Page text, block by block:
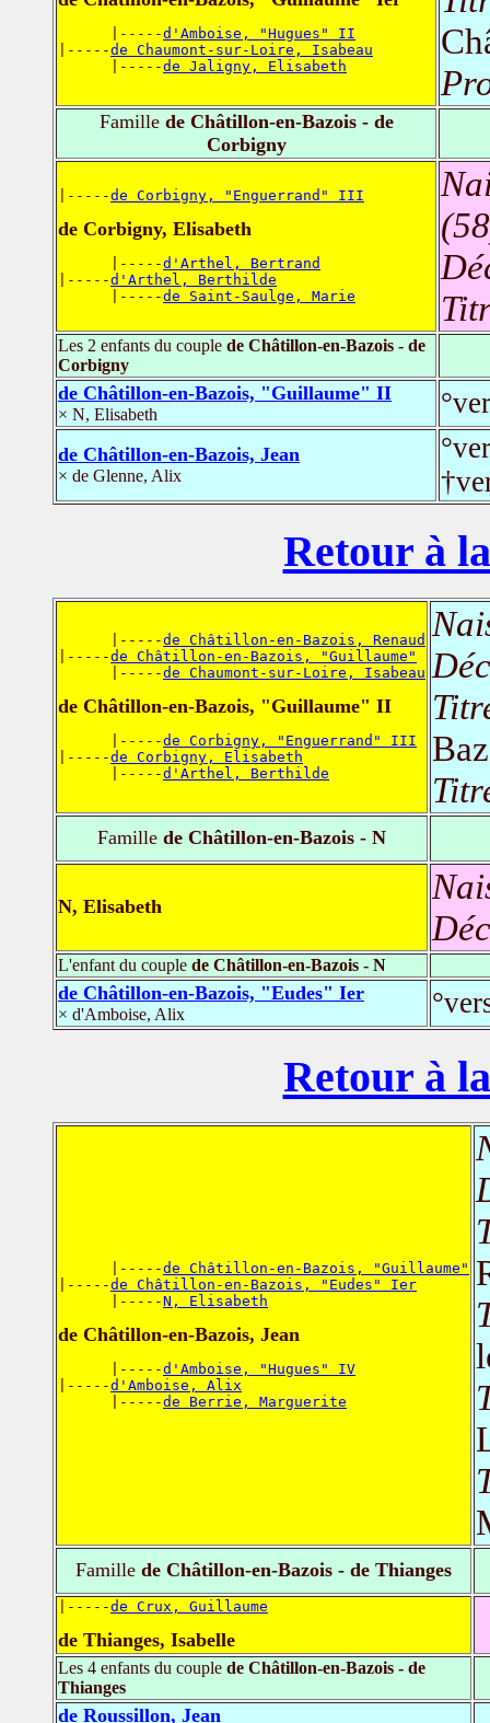
      |-----
d'Amboise, "Hugues" II
|-----de Chaumont-sur-Loire, Isabeau
      |-----
de Jaligny, Elisabeth
Famillede Châtillon-en-Bazois - de
Corbigny
|-----de Corbigny, "Enguerrand" III
de Corbigny, Elisabeth
      |-----
d'Arthel, Bertrand
|-----d'Arthel, Berthilde
      |-----
de Saint-Saulge, Marie
Les 2 enfants du couple de Châtillon-en-Bazois - de
Corbigny
de Châtillon-en-Bazois, "Guillaume" II
× N, Elisabeth
de Châtillon-en-Bazois, Jean
× de Glenne, Alix
Retour à
      |-----
de Châtillon-en-Bazois, Renaud
|-----de Châtillon-en-Bazois, "Guillaume"
      |-----
de Chaumont-sur-Loire, Isabeau
de Châtillon-en-Bazois, "Guillaume" II
      |-----
de Corbigny, "Enguerrand" III
|-----de Corbigny, Elisabeth
      |-----
d'Arthel, Berthilde
Famille de Châtillon-en-Bazois - N
N, Elisabeth
L'enfant du couple de Châtillon-en-Bazois - N
de Châtillon-en-Bazois, "Eudes" Ier
× d'Amboise, Alix
Retour à
      |-----
de Châtillon-en-Bazois, "Guillaume"
|-----de Châtillon-en-Bazois, "Eudes" Ier
      |-----
N, Elisabeth
de Châtillon-en-Bazois, Jean
      |-----
d'Amboise, "Hugues" IV
|-----d'Amboise, Alix
      |-----
de Berrie, Marguerite
Famille de Châtillon-en-Bazois - de Thianges
|-----de Crux, Guillaume
de Thianges, Isabelle
Les 4 enfants du couple de Châtillon-en-Bazois - de
Thianges
de Roussillon, Jean